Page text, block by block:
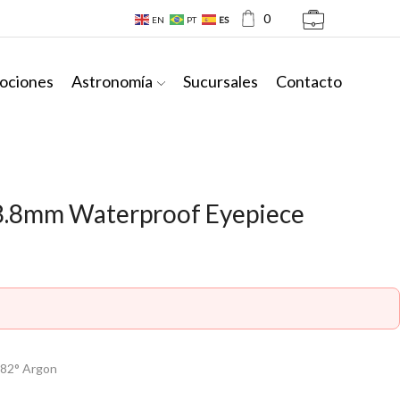
EN PT ES 0
Astronomía Sucursales Contacto
Waterproof Eyepiece
Argon